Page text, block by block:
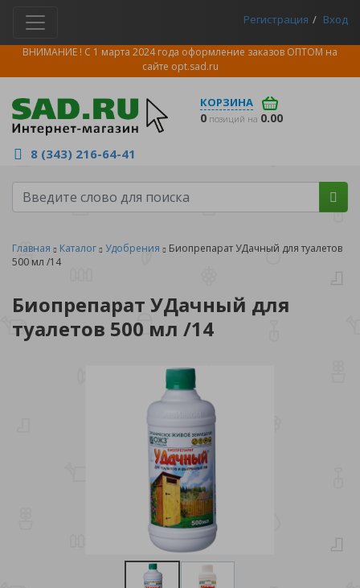
Регистрация Вход
ВНИМАНИЕ ! С 1 марта 2024 года оформление заказов ОПТОМ на
сайте opt.sad.ru
КОРЗИНА
0 позиций на 0.00
8 (343) 216-64-41
Главная Каталог Удобрения
Биопрепарат УДачный для туалетов
500 мл /14
Биопрепарат УДачный для
туалетов 500 мл /14